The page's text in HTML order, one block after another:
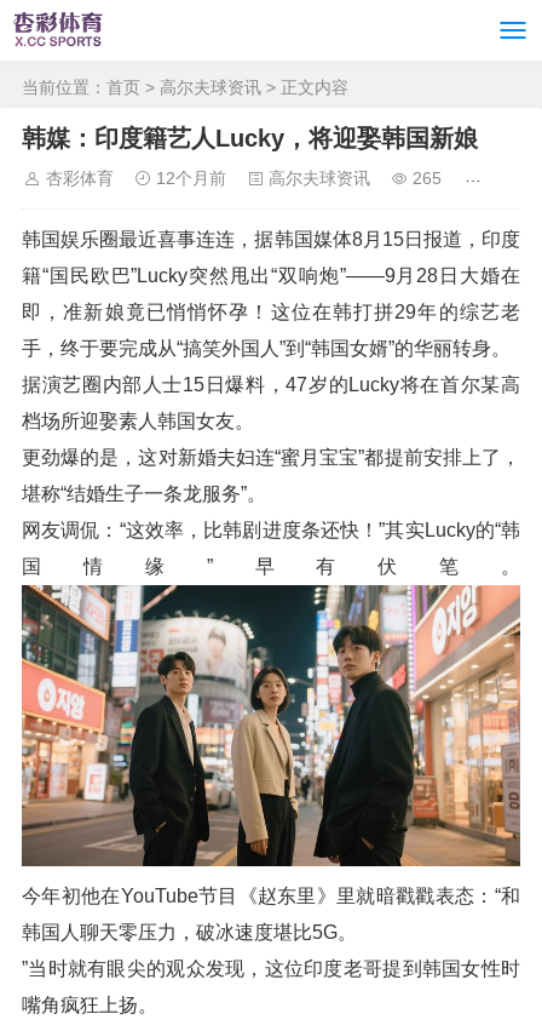
当前位置： 首页 > 高尔夫球资讯 > 正文内容
韩媒：印度籍艺人Lucky，将迎娶韩国新娘
杏彩体育 12个月前 高尔夫球资讯 265
韩国娱乐圈最近喜事连连，据韩国媒体8月15日报道，印度
籍“国民欧巴”Lucky突然甩出“双响炮”——9月28日大婚在
即，准新娘竟已悄悄怀孕！这位在韩打拼29年的综艺老
手，终于要完成从“搞笑外国人”到“韩国女婿”的华丽转身。
据演艺圈内部人士15日爆料，47岁的Lucky将在首尔某高
档场所迎娶素人韩国女友。
更劲爆的是，这对新婚夫妇连“蜜月宝宝”都提前安排上了，
堪称“结婚生子一条龙服务”。
网友调侃：“这效率，比韩剧进度条还快！”其实Lucky的“韩
国情缘”早有伏笔。
今年初他在YouTube节目《赵东里》里就暗戳戳表态：“和
韩国人聊天零压力，破冰速度堪比5G。
”当时就有眼尖的观众发现，这位印度老哥提到韩国女性时
嘴角疯狂上扬。